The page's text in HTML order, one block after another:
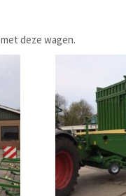
deze wagen.